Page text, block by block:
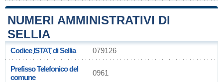
NUMERI AMMINISTRATIVI DI
SELLIA
CodiceISTATdi Sellia 079126
Prefisso Telefonico del
comune
0961